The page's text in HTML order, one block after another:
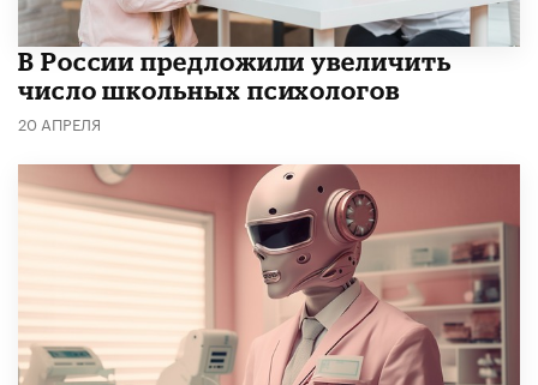
В России предложили увеличить
число школьных психологов
20 АПРЕЛЯ